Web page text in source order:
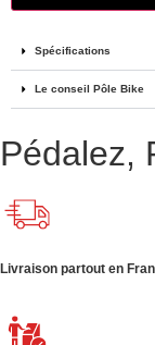
Spécifications
Le conseil Pôle Bike
Pédalez,
Livraison partout en